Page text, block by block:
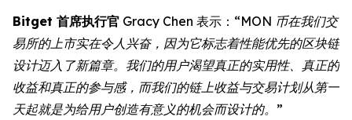
Bitget 首席执行官 Gracy Chen 表示： “MON 币在我们交
易所的上市实在令人兴奋，因为它标志着性能优先的区块链
设计迈入了新篇章。我们的用户渴望真正的实用性、真正的
收益和真正的参与感，而我们的链上收益与交易计划从第一
天起就是为给用户创造有意义的机会而设计的。”